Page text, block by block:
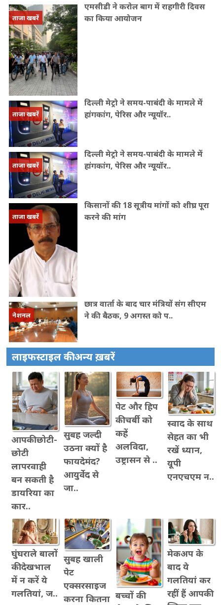
ताजा खबरें
एमसीडी ने करोल बाग में राहगीरी दिवस
का किया आयोजन
ताजा खबरें
दिल्ली मेट्रो ने समय-पाबंदी के मामले में
हांगकांग, पेरिस और न्यूयॉर..
ताजा खबरें
दिल्ली मेट्रो ने समय-पाबंदी के मामले में
हांगकांग, पेरिस और न्यूयॉर..
ताजा खबरें
किसानों की 18 सूत्रीय मांगों को शीघ्र पूरा
करने की मांग
नेशनल
छात्र वार्ता के बाद चार मंत्रियों संग सीएम
ने की बैठक, 9 अगस्त को प..
लाइफस्टाइल की अन्य ख़बरें
आपकी छोटी-
छोटी
लापरवाही
बन सकती है
डायरिया का
कार..
सुबह जल्दी
उठना क्यों है
फायदेमंद?
आयुर्वेद से
जा..
पेट और हिप
की चर्बी को
कहें
अलविदा,
उष्ट्रासन से ..
स्वाद के साथ
सेहत का भी
रखें ध्यान,
यूपी
एनएचएम न..
घुंघराले बालों
की देखभाल
में न करें ये
गलतियां, ज..
सुबह खाली
पेट
एक्सरसाइज
करना कितना बच्चों की
मेकअप के
बाद ये
गलतियां कर
रहीं हैं आपकी